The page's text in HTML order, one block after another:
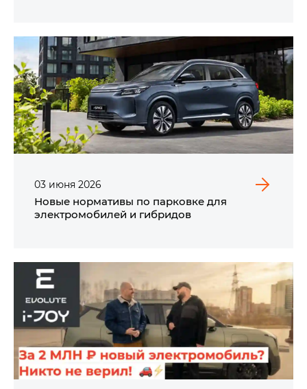
03 июня 2026
Новые нормативы по парковке для
электромобилей и гибридов